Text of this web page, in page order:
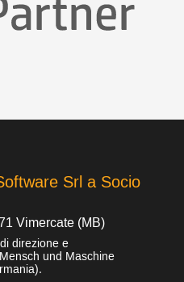
Srl a Socio
Vimercate (MB)
direzione e
und Maschine